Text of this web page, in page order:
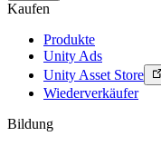
Kaufen
Produkte
Unity Ads
Unity Asset Store
Wiederverkäufer
Bildung